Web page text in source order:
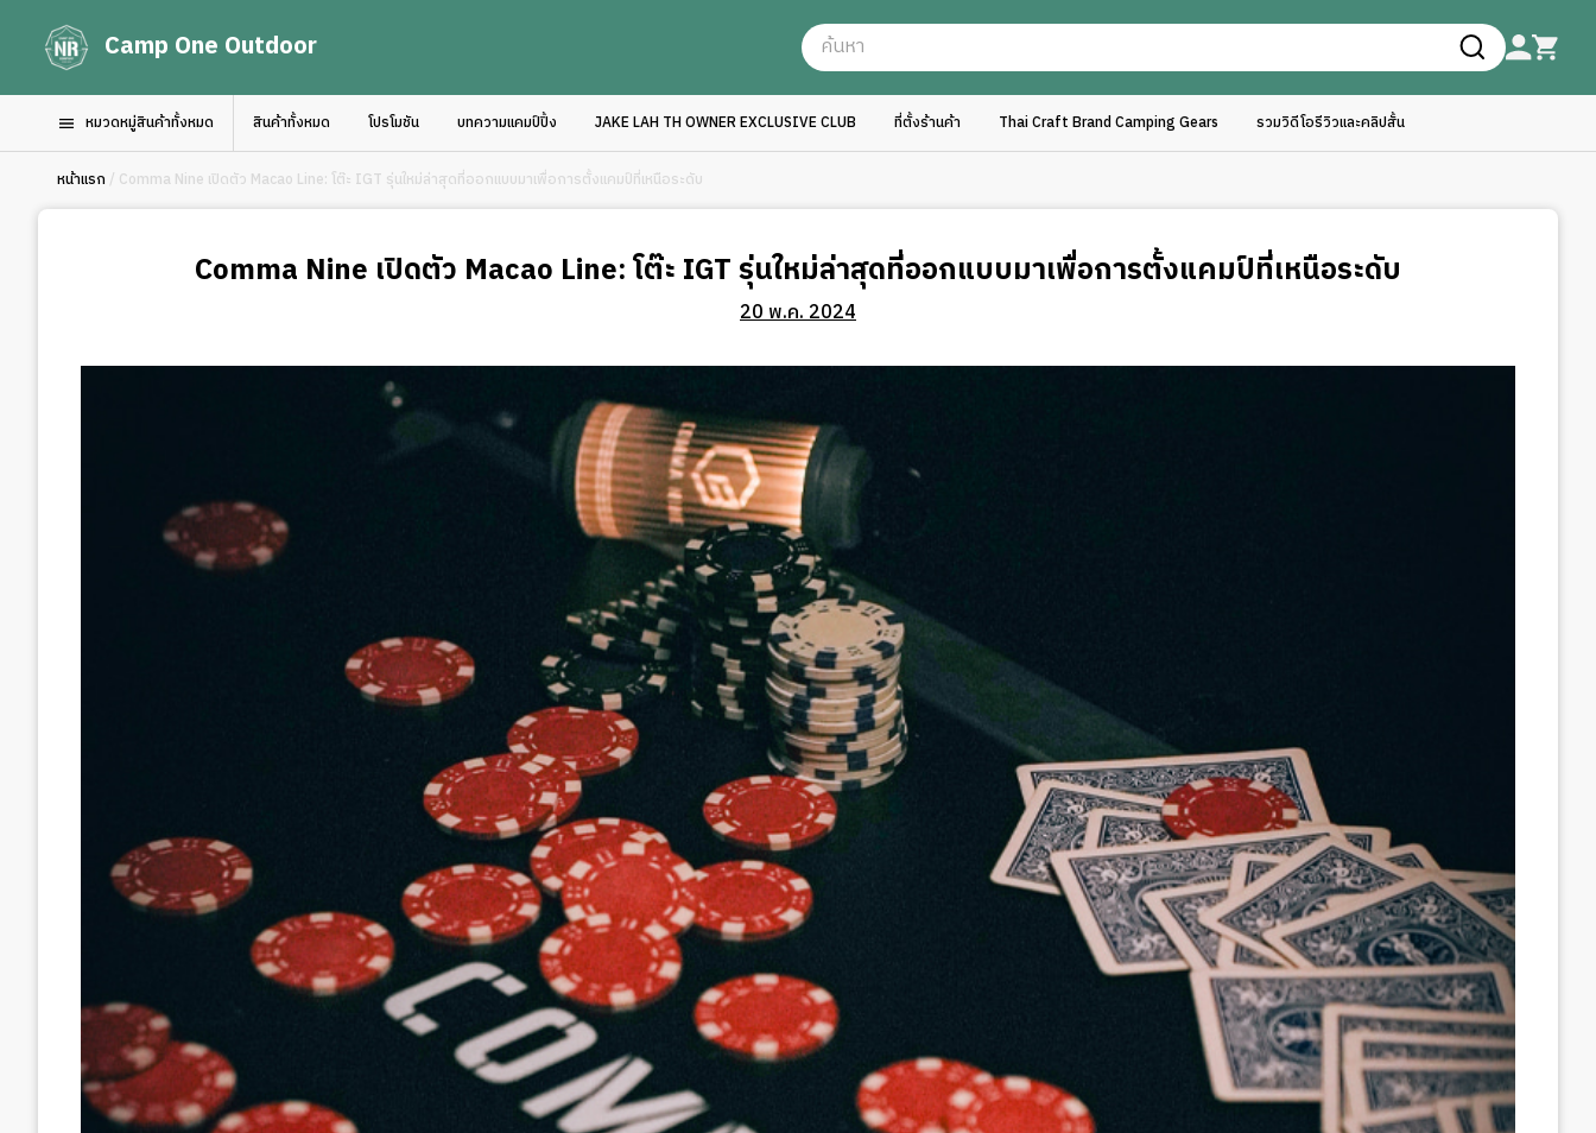
Camp One Outdoor
หมวดหมู่สินค้าทั้งหมด สินค้าทั้งหมด โปรโมชัน บทความแคมป์ปิ้ง JAKE LAH TH OWNER EXCLUSIVE CLUB ที่ตั้งร้านค้า Thai Craft Brand Camping Gears รวมวิดีโอรีวิวและคลิปสั้น
หน้าแรก / Comma Nine เปิดตัว Macao Line: โต๊ะ IGT รุ่นใหม่ล่าสุดที่ออกแบบมาเพื่อการตั้งแคมป์ที่เหนือระดับ
Comma Nine เปิดตัว Macao Line: โต๊ะ IGT รุ่นใหม่ล่าสุดที่ออกแบบมาเพื่อการตั้งแคมป์ที่เหนือระดับ
20 พ.ค. 2024